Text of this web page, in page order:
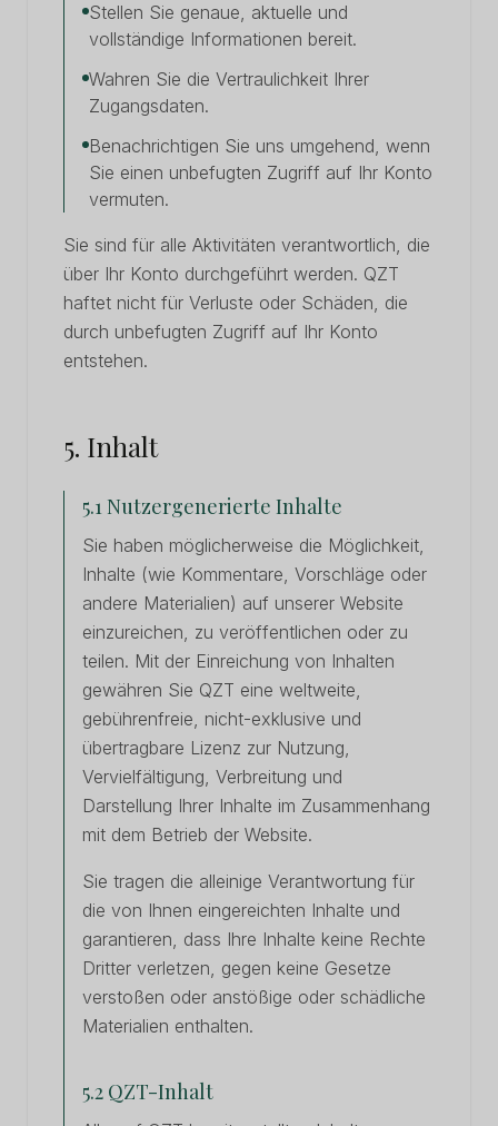
Stellen Sie genaue, aktuelle und
vollständige Informationen bereit.
Wahren Sie die Vertraulichkeit Ihrer
Zugangsdaten.
Benachrichtigen Sie uns umgehend, wenn
Sie einen unbefugten Zugriff auf Ihr Konto
vermuten.
Sie sind für alle Aktivitäten verantwortlich, die
über Ihr Konto durchgeführt werden. QZT
haftet nicht für Verluste oder Schäden, die
durch unbefugten Zugriff auf Ihr Konto
entstehen.
5. Inhalt
5.1 Nutzergenerierte Inhalte
Sie haben möglicherweise die Möglichkeit,
Inhalte (wie Kommentare, Vorschläge oder
andere Materialien) auf unserer Website
einzureichen, zu veröffentlichen oder zu
teilen. Mit der Einreichung von Inhalten
gewähren Sie QZT eine weltweite,
gebührenfreie, nicht-exklusive und
übertragbare Lizenz zur Nutzung,
Vervielfältigung, Verbreitung und
Darstellung Ihrer Inhalte im Zusammenhang
mit dem Betrieb der Website.
Sie tragen die alleinige Verantwortung für
die von Ihnen eingereichten Inhalte und
garantieren, dass Ihre Inhalte keine Rechte
Dritter verletzen, gegen keine Gesetze
verstoßen oder anstößige oder schädliche
Materialien enthalten.
5.2 QZT-Inhalt